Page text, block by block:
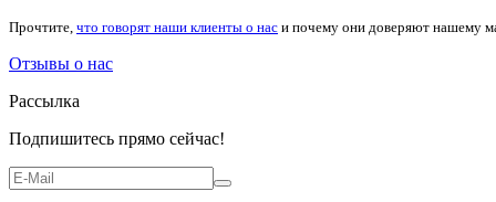
Прочтите, что говорят наши клиенты о нас и почему они доверяют нашему
Отзывы о нас
Рассылка
Подпишитесь прямо сейчас!